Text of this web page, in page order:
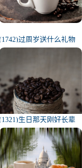
过周岁送什么礼物
（1岁宝宝礼物排行榜）
生日那天刚好长辈
世（父亲在我生日去世
味着）